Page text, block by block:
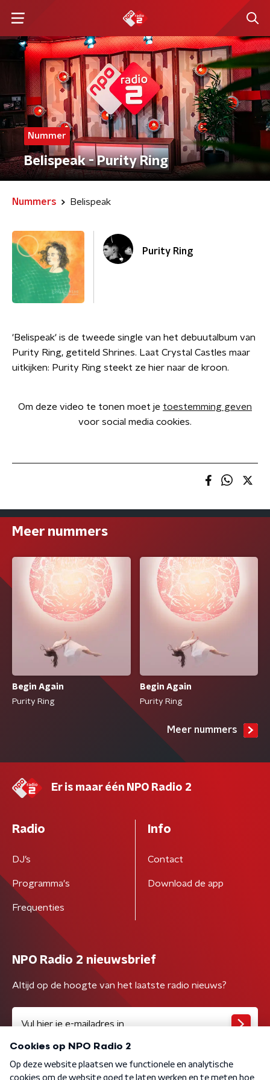
Nummer
Belispeak - Purity Ring
Nummers Belispeak
Purity Ring
'Belispeak' is de tweede single van het debuutalbum van
Purity Ring, getiteld Shrines. Laat Crystal Castles maar
uitkijken: Purity Ring steekt ze hier naar de kroon.
Om deze video te tonen moet je toestemming geven
voor social media cookies.
Meer nummers
Begin Again
Purity Ring
Begin Again
Purity Ring
Meer nummers
Er is maar één NPO Radio 2
Radio
DJ’s
Programma's
Frequenties
Info
Contact
Download de app
NPO Radio 2 nieuwsbrief
Altijd op de hoogte van het laatste radio nieuws?